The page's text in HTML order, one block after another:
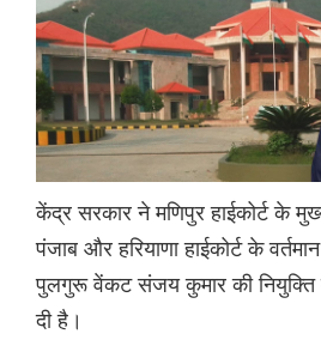
केंद्र सरकार ने मणिपुर हाईकोर्ट के
पंजाब और हरियाणा हाईकोर्ट के वर्तमान
पुलगुरू वेंकट संजय कुमार की नियुक्ति
दी है।